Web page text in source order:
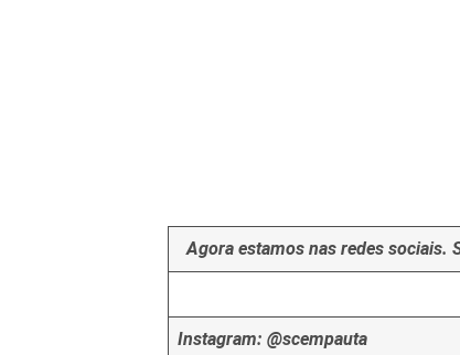
Agora estamos nas redes sociais.
Instagram: @scempauta